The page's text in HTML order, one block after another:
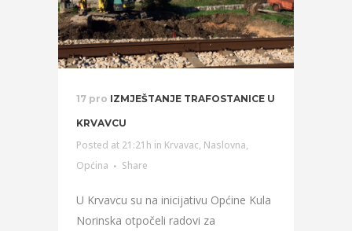
17 pro IZMJEŠTANJE TRAFOSTANICE U
KRVAVCU
Posted at 21:21h in Krvavac, Naslovna,
Općina
Share
U Krvavcu su na inicijativu Općine Kula
Norinska otpočeli radovi za